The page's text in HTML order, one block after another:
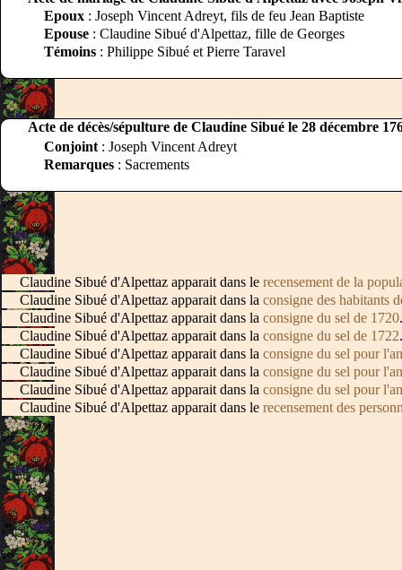
Epoux : Joseph Vincent Adreyt, fils de feu Jean Baptiste
Epouse : Claudine Sibué d'Alpettaz, fille de Georges
Témoins : Philippe Sibué et Pierre Taravel
Acte de décès/sépulture de Claudine Sibué le 28 décembre
Conjoint : Joseph Vincent Adreyt
Remarques : Sacrements
Claudine Sibué d'Alpettaz apparait dans le recensement de la
Claudine Sibué d'Alpettaz apparait dans la consigne des habitants
Claudine Sibué d'Alpettaz apparait dans la consigne du sel de 1720.
Claudine Sibué d'Alpettaz apparait dans la consigne du sel de 1722.
Claudine Sibué d'Alpettaz apparait dans la consigne du sel pour
Claudine Sibué d'Alpettaz apparait dans la consigne du sel pour
Claudine Sibué d'Alpettaz apparait dans la consigne du sel pour
Claudine Sibué d'Alpettaz apparait dans le recensement des